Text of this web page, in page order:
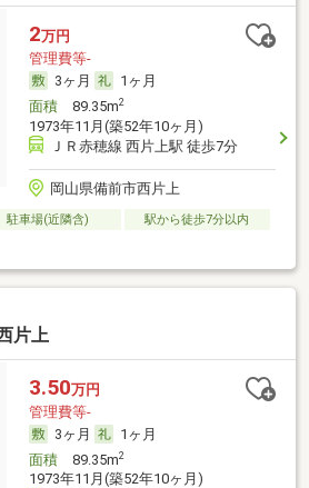
2万円
管理費等-
3ヶ月
1ヶ月
面積89.35m2
1973年11月(築52年10ヶ月)
ＪＲ赤穂線 西片上駅 徒歩7分
岡山県備前市西片上
駐車場(近隣含)
駅から徒歩7分以内
片上
3.50万円
管理費等-
3ヶ月
1ヶ月
面積89.35m2
1973年11月(築52年10ヶ月)